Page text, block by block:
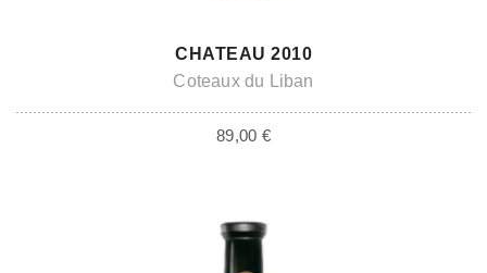
ADD TO CART
CHATEAU 2010
Coteaux du Liban
89,00 €